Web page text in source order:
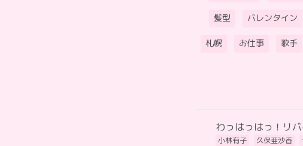
髪型 バレンタイン
札幌 お仕事 歌手
わっはっはっ！リバ
小林有子 久保亜沙香